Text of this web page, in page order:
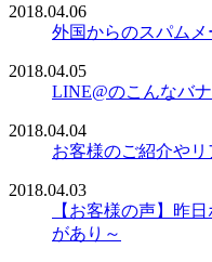
2018.04.06
外国からのスパムメ
2018.04.05
LINE@のこんなバ
2018.04.04
お客様のご紹介やリ
2018.04.03
【お客様の声】昨
があり～